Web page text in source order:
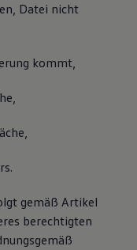
Datei nicht
kommt,
gemäß Artikel
berechtigten